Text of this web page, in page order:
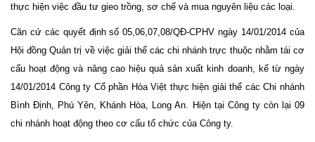
thực hiện việc đầu tư gieo trồng, sơ chế và mua nguyên liệu các loại.
Căn cứ các quyết định số 05,06,07,08/QĐ-CPHV ngày 14/01/2014 của
Hội đồng Quản trị về việc giải thể các chi nhánh trực thuộc nhằm tái cơ
cấu hoạt động và nâng cao hiệu quả sản xuất kinh doanh, kể từ ngày
14/01/2014 Công ty Cổ phần Hòa Việt thực hiện giải thể các Chi nhánh
Bình Định, Phú Yên, Khánh Hòa, Long An. Hiện tại Công ty còn lại 09
chi nhánh hoạt động theo cơ cấu tổ chức của Công ty.